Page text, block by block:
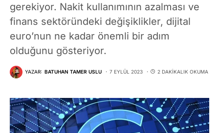
gerekiyor. Nakit kullanımının azalması ve
finans sektöründeki değişiklikler, dijital
euro’nun ne kadar önemli bir adım
olduğunu gösteriyor.
YAZAR: BATUHAN TAMER USLU 7 EYLÜL 2023 2 DAKIKALIK OKUMA